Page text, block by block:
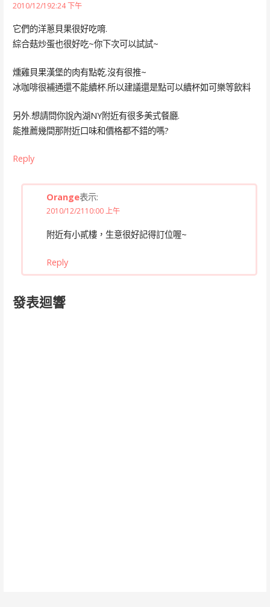
2010/12/192:24 下午
它們的洋蔥貝果很好吃唷.
綜合菇炒蛋也很好吃~你下次可以試試~
燻雞貝果漢堡的肉有點乾.沒有很推~
冰咖啡很補通還不能續杯.所以建議還是點可以續杯如可樂等飲料
另外.想請問你說內湖NY附近有很多美式餐廳.
能推薦幾間那附近口味和價格都不錯的嗎?
Reply
Orange表示:
2010/12/2110:00 上午
附近有小貳樓，生意很好記得訂位喔~
Reply
發表迴響